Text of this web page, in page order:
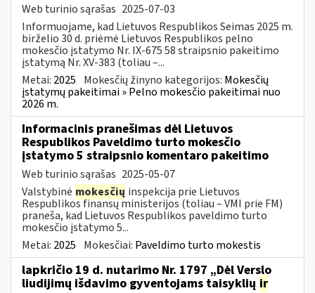
Web turinio sąrašas 2025-07-03
Informuojame, kad Lietuvos Respublikos Seimas 2025 m.
birželio 30 d. priėmė Lietuvos Respublikos pelno
mokesčio įstatymo Nr. IX-675 58 straipsnio pakeitimo
įstatymą Nr. XV-383 (toliau –...
Metai: 2025 Mokesčių žinyno kategorijos: Mokesčių
įstatymų pakeitimai » Pelno mokesčio pakeitimai nuo
2026 m.
Informacinis pranešimas dėl Lietuvos
Respublikos Paveldimo turto mokesčio
įstatymo 5 straipsnio komentaro pakeitimo
Web turinio sąrašas 2025-05-07
Valstybinė mokesčių inspekcija prie Lietuvos
Respublikos finansų ministerijos (toliau – VMI prie FM)
praneša, kad Lietuvos Respublikos paveldimo turto
mokesčio įstatymo 5...
Metai: 2025 Mokesčiai: Paveldimo turto mokestis
lapkričio 19 d. nutarimo Nr. 1797 „Dėl Verslo
liudijimų išdavimo gyventojams taisyklių ir